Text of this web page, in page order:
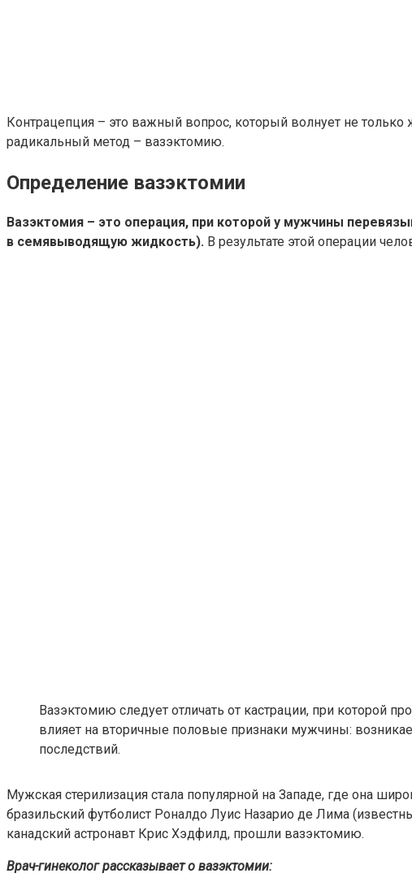
Контрацепция – это важный вопрос, который волнует не
радикальный метод – вазэктомию.
Определение вазэктомии
Вазэктомия – это операция, при которой у мужчины
в семявыводящую жидкость). В результате этой операции
Вазэктомию следует отличать от кастрации, при которой
влияет на вторичные половые признаки мужчины:
последствий.
Мужская стерилизация стала популярной на Западе, где она
бразильский футболист Роналдо Луис Назарио де Лима
канадский астронавт Крис Хэдфилд, прошли вазэктомию.
Врач-гинеколог рассказывает о вазэктомии: